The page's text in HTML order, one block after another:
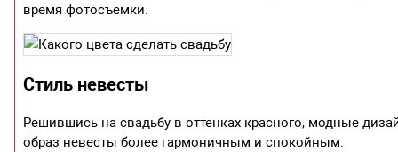
время фотосъемки.
Стиль невесты
Решившись на свадьбу в оттенках красного, модные
образ невесты более гармоничным и спокойным.